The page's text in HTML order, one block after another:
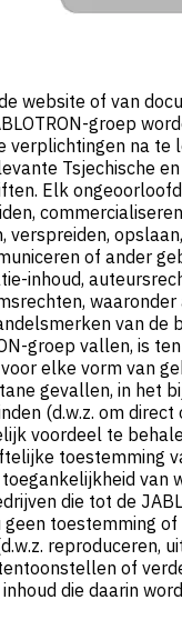
website of van
groep
verplichtingen na te
Tsjechische
Elk
verspreiden,
of ander
inhoud,
van de
groep vallen, is
elke vorm van
gevallen, in het
(d.w.z. om direct
voordeel te
toestemming
van
die tot de
toestemming
reproduceren,
of
die daarin